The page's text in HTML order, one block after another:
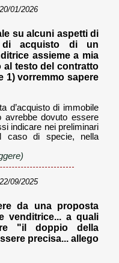
01/2026
su alcuni aspetti di
di acquisto di un
assieme a mia
al testo del contratto
1) vorremmo sapere
d’acquisto di immobile
avrebbe dovuto essere
indicare nei preliminari
caso di specie, nella
09/2025
da una proposta
venditrice... a quali
"il doppio della
precisa... allego